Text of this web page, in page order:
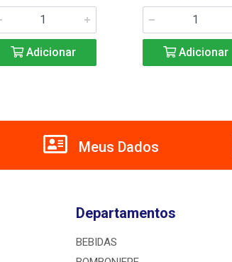
Adicionar Adicionar
Meus Dados
Departamentos
BEBIDAS